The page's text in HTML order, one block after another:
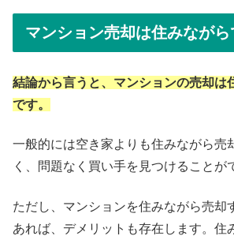
マンション売却は住みなが
結論から言うと、マンションの売却は
です。
一般的には空き家よりも住みながら売
く、問題なく買い手を見つけることが
ただし、マンションを住みながら売却
あれば、デメリットも存在します。住